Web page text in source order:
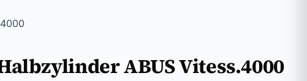
ABUS Vitess.4000